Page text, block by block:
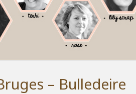
– Bulledeire